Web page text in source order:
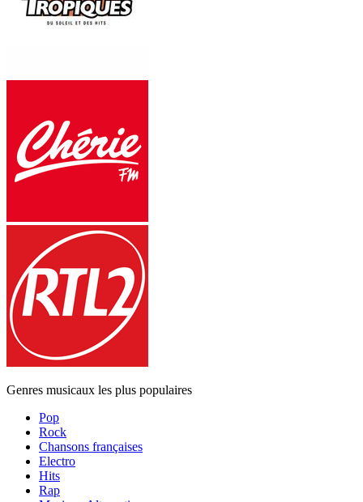
Genres musicaux les plus populaires
Pop
Rock
Chansons françaises
Electro
Hits
Rap